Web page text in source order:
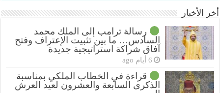
أخر الأخبار
رسالة ترامب إلى الملك محمد
السادس… ما بين تثبيت الإعتراف وفتح
آفاق شراكة استراتيجية جديدة
6 أيام ago
قراءة في الخطاب الملكي بمناسبة
الذكرى السابعة والعشرون لعيد العرش